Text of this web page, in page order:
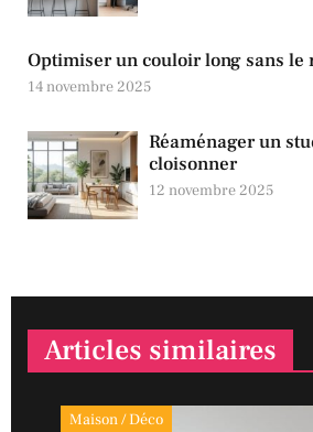
Optimiser un couloir long sans le
14 novembre 2025
Réaménager un
cloisonner
12 novembre 2025
Articles similaires
Maison / Déco